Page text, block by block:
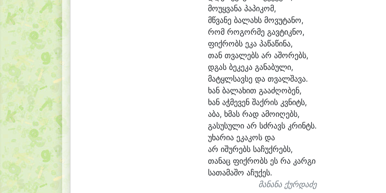
მოუყვანა პაპიკომ,
მწვანე ბალახს მოვუტანო,
რომ როგორმე გავტიკნო,
ფიქრობს ეკა პაწაწინა,
თან თვალებს არ აშორებს,
დგას ბეკეკა განაბული,
მატყლსავსე და თვალშავა.
ხან ბალახით გააძღობენ,
ხან აჭმევენ შაქრის კვნიტს,
აბა, ხმას რად ამოიღებს,
გასუსული არ სძრავს კრინტს.
უხარია ეკაკოს და
არ იშურებს საჩუქრებს,
თანაც ფიქრობს ეს რა კარგი
სათამაშო აჩუქეს.
მანანა ქურდაძე